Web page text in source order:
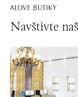
ALOVE BUTIKY
Navštívte